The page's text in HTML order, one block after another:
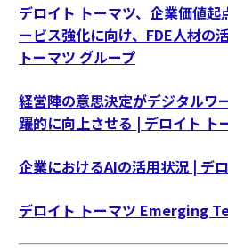
デロイト トーマツ、企業価値
ービス強化に向け、FDE人材の
トーマツ グループ
経営陣の意思決定がデジタルワ
躍的に向上させる | デロイト ト
企業におけるAIの活用状況 | デ
デロイト トーマツ Emerging